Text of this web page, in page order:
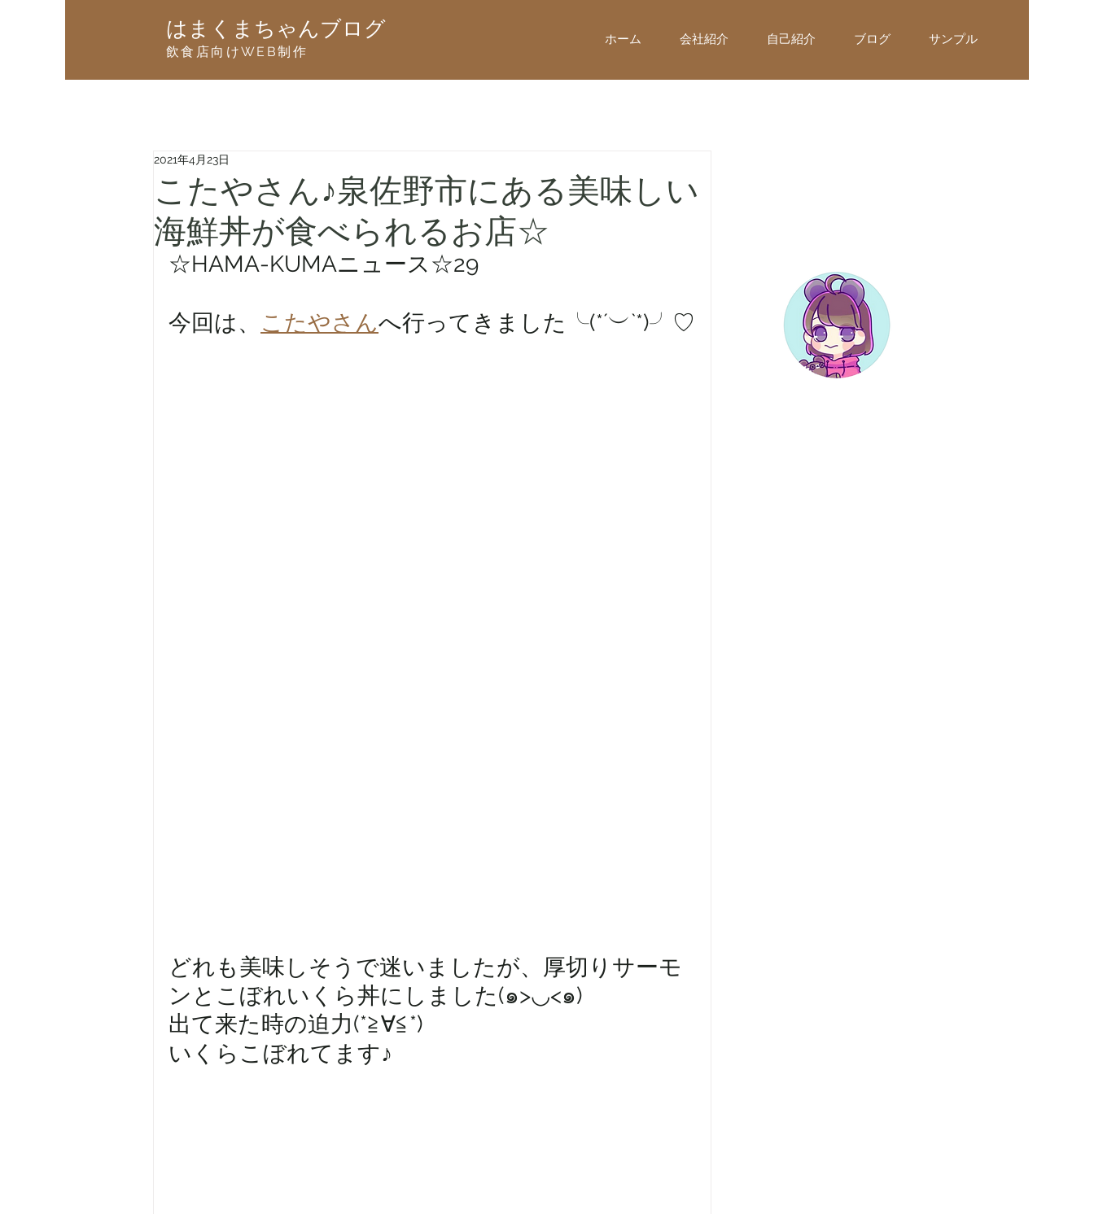
はまくまちゃんブログ
飲食店向けWEB制作
ホーム 会社紹介 自己紹介 ブログ サンプル
こたやさん♪泉佐野市にある美味しい
海鮮丼が食べられるお店☆
2021年4月23日
☆HAMA-KUMAニュース☆29
今回は、 こたやさんへ行ってきました╰(*´︶`*)╯♡
どれも美味しそうで迷いましたが、厚切りサーモ
ンとこぼれいくら丼にしました(๑>◡<๑)
出て来た時の迫力(*≧∀≦*)
いくらこぼれてます♪